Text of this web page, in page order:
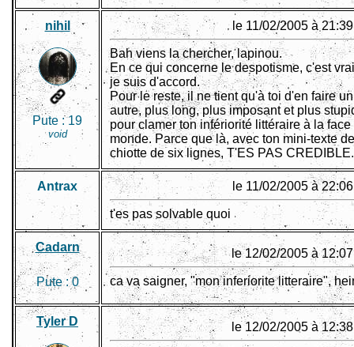
nihil
Pute :19
void
le 11/02/2005 à
Bah viens la chercher, lapinou.
En ce qui concerne le despotisme, c'est
je suis d'accord.
Pour le reste, il ne tient qu'à toi d'en faire un
autre, plus long, plus imposant et plus
pour clamer ton infériorité littéraire à la face
monde. Parce que là, avec ton mini-texte de
chiotte de six lignes, T'ES PAS CREDIBLE.
Antrax le 11/02/2005 à
t'es pas solvable quoi
Cadarn
Pute :0
le 12/02/2005 à
ca va saigner, "mon inferiorite litteraire",
Tyler D le 12/02/2005 à